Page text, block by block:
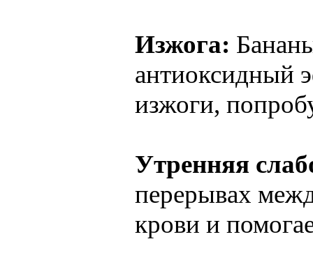
Изжога:
антиоксидный
изжоги,
Утренняя
перерывах
крови и